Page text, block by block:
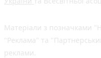
Матеріали з позначками
"Реклама" та
реклами.